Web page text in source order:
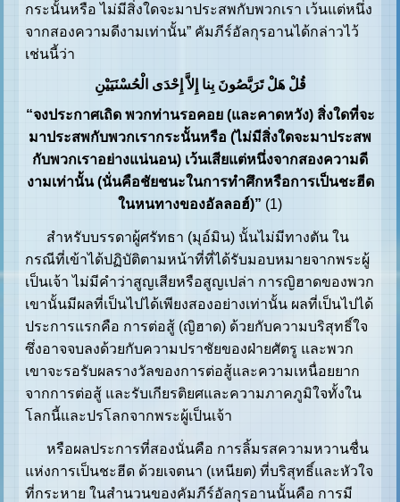
กระนั้นหรือ ไม่มีสิ่งใดจะมาประสพกับพวกเรา เว้นแต่หนึ่ง
จากสองความดีงามเท่านั้น” คัมภีร์อัลกุรอานได้กล่าวไว้
เช่นนี้ว่า
قُلْ هَلْ تَرَبَّصُونَ بِنا إِلاَّ إِحْدَى الْحُسْنَيَيْنِ
“จงประกาศเถิด พวกท่านรอคอย (และคาดหวัง) สิ่งใดที่จะ
มาประสพกับพวกเรากระนั้นหรือ (ไม่มีสิ่งใดจะมาประสพ
กับพวกเราอย่างแน่นอน) เว้นเสียแต่หนึ่งจากสองความดี
งามเท่านั้น (นั่นคือชัยชนะในการทำศึกหรือการเป็นชะฮีด
ในหนทางของอัลลอฮ์)” (1)
สำหรับบรรดาผู้ศรัทธา (มุอ์มิน) นั้นไม่มีทางตัน ใน
กรณีที่เข้าได้ปฏิบัติตามหน้าที่ที่ได้รับมอบหมายจากพระผู้
เป็นเจ้า ไม่มีคำว่าสูญเสียหรือสูญเปล่า การญิฮาดของพวก
เขานั้นมีผลที่เป็นไปได้เพียงสองอย่างเท่านั้น ผลที่เป็นไปได้
ประการแรกคือ การต่อสู้ (ญิฮาด) ด้วยกับความบริสุทธิ์ใจ
ซึ่งอาจจบลงด้วยกับความปราชัยของฝ่ายศัตรู และพวก
เขาจะรอรับผลรางวัลของการต่อสู้และความเหนื่อยยาก
จากการต่อสู้ และรับเกียรติยศและความภาคภูมิใจทั้งใน
โลกนี้และปรโลกจากพระผู้เป็นเจ้า
หรือผลประการที่สองนั่นคือ การลิ้มรสความหวานชื่น
แห่งการเป็นชะฮีด ด้วยเจตนา (เหนียต) ที่บริสุทธิ์และหัวใจ
ที่กระหาย ในสำนวนของคัมภีร์อัลกุรอานนั้นคือ การมี